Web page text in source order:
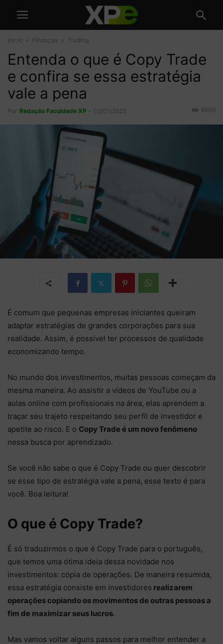
Início Finanças Trading
Entenda o que é Copy Trade
e confira se essa estratégia
vale a pena
Por Redação Faculdade XP 05/01/2022 6906
É comum que pequenas empresas iniciantes queiram
adaptar estratégias de grandes corporações para sua
realidade. Assim, é possível ter processos de qualidade
economizando tempo.
No mundo dos investimentos, muitas pessoas começam da
mesma maneira. Ao assistir a vídeos de YouTube ou a
aulas online com profissionais na área, elas aprendem a
traçar seu trajeto respeitando seu perfil de investidor e
apetite ao risco. E o Copy Trade é um novo fenômeno
nessa busca por aprendizado.
Se você não sabe o que é Copy Trade ou quer descobrir
se esse tipo de estratégia vale a pena, esse texto é para
você. Boa leitura!
O que é Copy Trade?
É só traduzirmos o que é Copy Trade para o português,
que temos uma ótima ideia dessa novidade nos
investimentos: cópia de operações. De maneira resumida,
essa estratégia consiste em investidores realizarem
operações copiando os movimentos de outras pessoas a
fim de maximizar seus lucros.
Mas vamos voltar alguns passos para melhor entender a